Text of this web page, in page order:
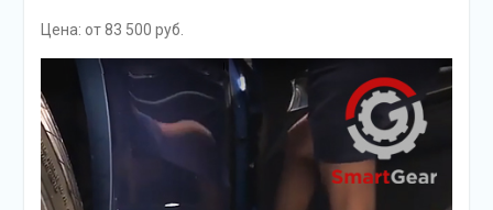
Цена: от 83 500 руб.